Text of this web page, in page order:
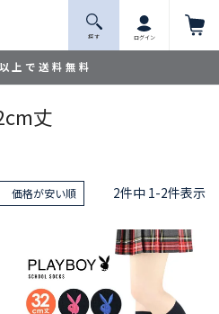
上で送料無料
探 す ログイン
丈
価格が安い順 2件中 1-2件表示